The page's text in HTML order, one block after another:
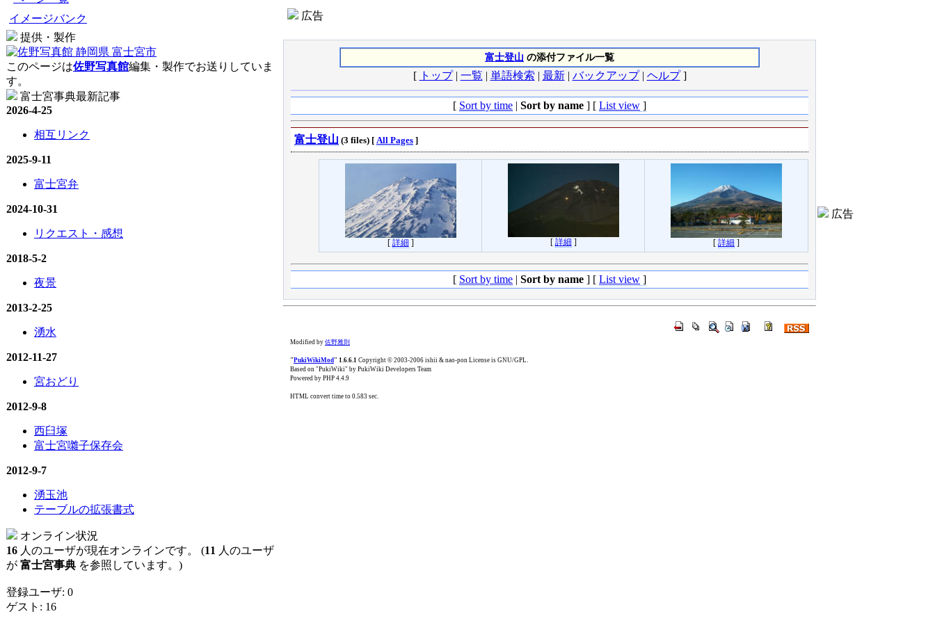
イメージバンク
提供・製作
このページは佐野写真館編集・製作でお送りしていま
す。
富士宮事典最新記事
2026-4-25
相互リンク
2025-9-11
富士宮弁
2024-10-31
リクエスト・感想
2018-5-2
夜景
2013-2-25
湧水
2012-11-27
宮おどり
2012-9-8
西臼塚
富士宮囃子保存会
2012-9-7
湧玉池
テーブルの拡張書式
オンライン状況
16 人のユーザが現在オンラインです。 (11 人のユーザ
が 富士宮事典 を参照しています。)
登録ユーザ: 0
ゲスト: 16
広告
富士登山 の添付ファイル一覧
[ トップ| 一覧 | 単語検索 | 最新| バックアップ| ヘルプ]
[ Sort by time | Sort by name ] [ List view ]
富士登山 (3 files) [ All Pages ]
[ 詳細 ] [ 詳細 ] [ 詳細 ]
[ Sort by time | Sort by name ] [ List view ]
Modified by 佐野雅則
"PukiWikiMod" 1.6.6.1 Copyright © 2003-2006 ishii & nao-pon License is GNU/GPL.
Based on "PukiWiki" by PukiWiki Developers Team
Powered by PHP 4.4.9
HTML convert time to 0.583 sec.
広告